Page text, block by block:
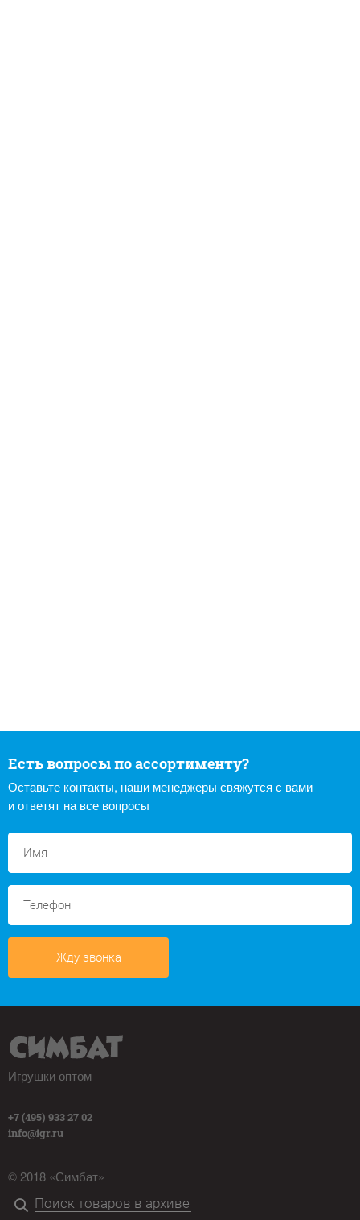
Есть вопросы по ассортименту?
Оставьте контакты, наши менеджеры свяжутся с вами
и ответят на все вопросы
Жду звонка
Игрушки оптом
+7 (495) 933 27 02
info@igr.ru
© 2018 «Симбат»